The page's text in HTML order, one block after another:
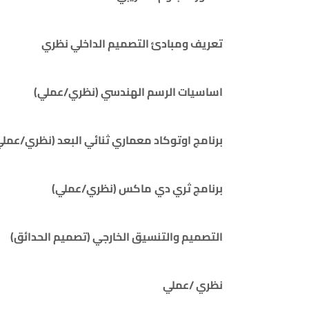
تعريف ومبادئ التصميم الداخلي نظري
اساسيات الرسم الهندسي(نظري/عملي)
برنامج اوتوكاد معماري ثنائيالبعد(نظري/
برنامج ثريديماكس(نظري/عملي)
التصميم والتنسيق الخارجي (تصميم الحدائق)
نظري /عملي